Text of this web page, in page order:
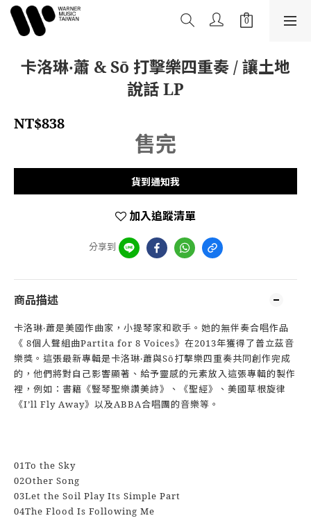
卡洛琳‧蕭 & Sō 打擊樂四重奏 / 讓土地
說話 LP
NT$838
售完
貨到通知我
加入追蹤清單
分享到
商品描述
卡洛琳‧蕭是美國作曲家，小提琴家和歌手。她的無伴奏合唱作品
《 8個人聲組曲Partita for 8 Voices》在2013年獲得了普立茲音
樂獎。這張最新專輯是卡洛琳‧蕭與Sō打擊樂四重奏共同創作完成
的，他們將對自己影響顯著、給予靈感的元素放入這張專輯的製作
裡，例如：書籍《豎琴聖樂讚美詩》、《聖經》、美國草根旋律
《I’ll Fly Away》以及ABBA合唱團的音樂等。
01To the Sky
02Other Song
03Let the Soil Play Its Simple Part
04The Flood Is Following Me